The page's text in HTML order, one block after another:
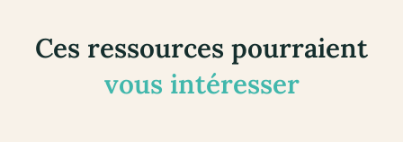
Ces ressources pourraient
vous intéresser